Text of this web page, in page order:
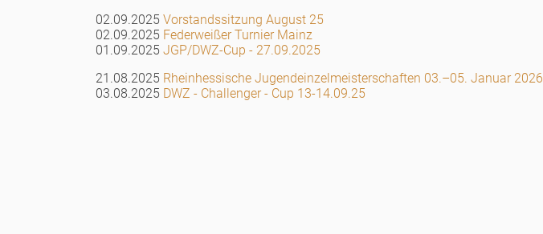
02.09.2025 Vorstandssitzung August 25
02.09.2025 Federweißer Turnier Mainz
01.09.2025 JGP/DWZ-Cup - 27.09.2025
21.08.2025 Rheinhessische Jugendeinzelmeisterschaften 03.–05. Januar 2026
03.08.2025 DWZ - Challenger - Cup 13-14.09.25